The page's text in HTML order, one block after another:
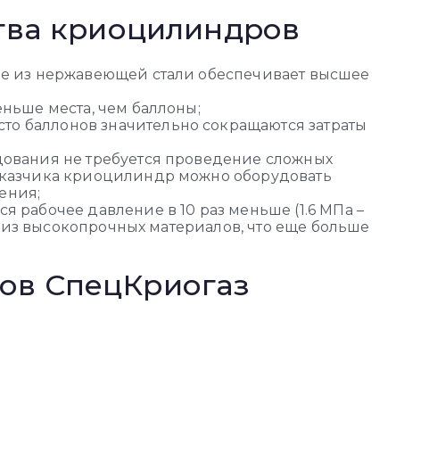
криоцилиндров
из нержавеющей стали обеспечивает высшее
места, чем баллоны;
баллонов значительно сокращаются затраты
не требуется проведение сложных
криоцилиндр можно оборудовать
рабочее давление в 10 раз меньше (1.6 МПа –
высокопрочных материалов, что еще больше
СпецКриогаз